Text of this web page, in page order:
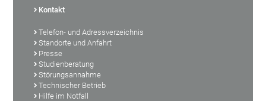
Kontakt
Telefon- und Adressverzeichnis
Standorte und Anfahrt
Presse
Studienberatung
Störungsannahme
Technischer Betrieb
Hilfe im Notfall